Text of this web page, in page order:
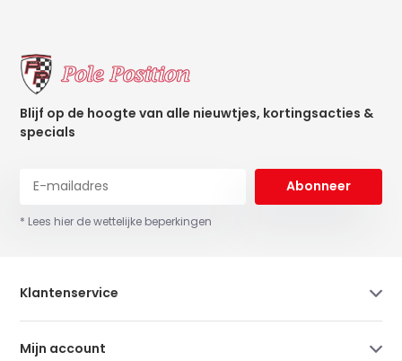
Blijf op de hoogte van alle nieuwtjes, kortingsacties &
specials
Abonneer
* Lees hier de wettelijke beperkingen
Klantenservice
Mijn account